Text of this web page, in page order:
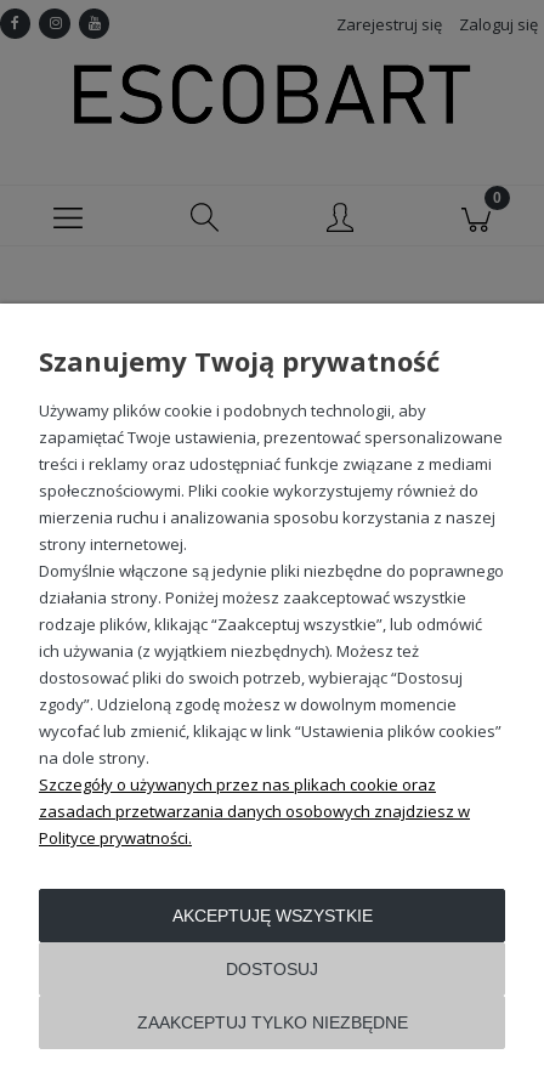
Zarejestruj się Zaloguj się
Nie znaleziono produktów spełniających
OBSŁUGA KLIENTA
REGULAMINY
Sprawdź nasze social media
Szanujemy Twoją prywatność
Używamy plików cookie i podobnych technologii, aby
zapamiętać Twoje ustawienia, prezentować spersonalizowane
treści i reklamy oraz udostępniać funkcje związane z mediami
społecznościowymi. Pliki cookie wykorzystujemy również do
mierzenia ruchu i analizowania sposobu korzystania z naszej
strony internetowej.
Domyślnie włączone są jedynie pliki niezbędne do poprawnego
działania strony. Poniżej możesz zaakceptować wszystkie
rodzaje plików, klikając “Zaakceptuj wszystkie”, lub odmówić
ich używania (z wyjątkiem niezbędnych). Możesz też
dostosować pliki do swoich potrzeb, wybierając “Dostosuj
zgody”. Udzieloną zgodę możesz w dowolnym momencie
wycofać lub zmienić, klikając w link “Ustawienia plików cookies”
na dole strony.
Szczegóły o używanych przez nas plikach cookie oraz
zasadach przetwarzania danych osobowych znajdziesz w
Polityce prywatności.
ZAAKCEPTUJ TYLKO NIEZBĘDNE
DOSTOSUJ
AKCEPTUJĘ WSZYSTKIE